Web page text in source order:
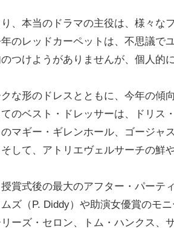
、本当のドラマの主役は、様々な
のレッドカーペットは、不思議で
つけようがありませんが、個人的
な形のドレスとともに、今年の傾
のベスト・ドレッサーは、ドリス
マギー・ギレンホール、ゴージャ
して、アトリエヴェルサーチの鮮
授賞式後の最大のアフター・パーテ
ズ（P. Diddy）や助演女優賞のモ
ーズ・セロン、トム・ハンクス、